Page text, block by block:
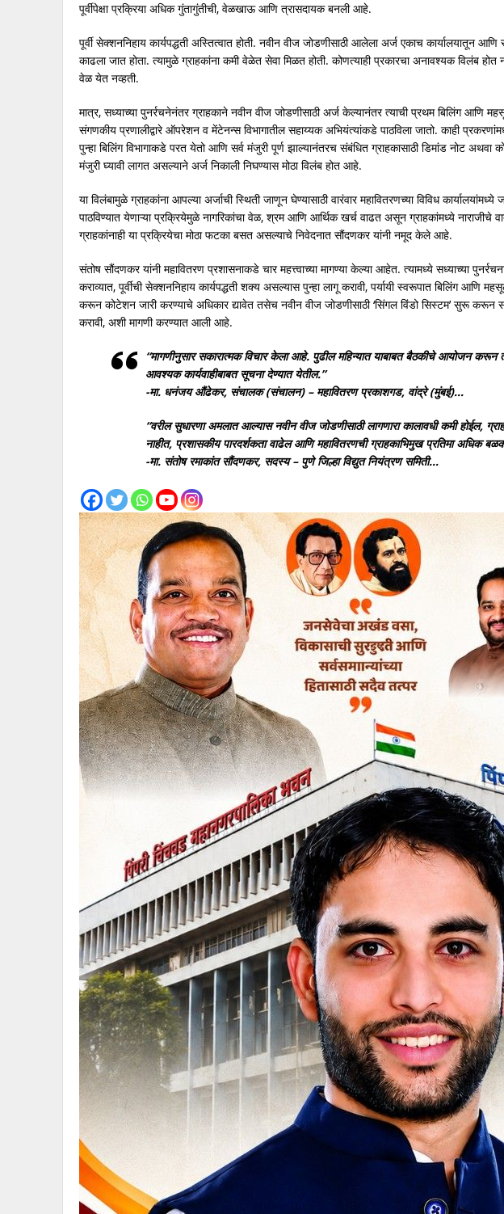
पूर्वीपेक्षा प्रक्रिया अधिक गुंतागुंतीची, वेळखाऊ आणि त्रासदायक बनली आहे.
पूर्वी सेक्शननिहाय कार्यपद्धती अस्तित्वात होती. नवीन वीज जोडणीसाठी आलेला अर्ज एकाच कार्यालयातून आणि
काढला जात होता. त्यामुळे ग्राहकांना कमी वेळेत सेवा मिळत होती. कोणत्याही प्रकारचा अनावश्यक विलंब होत
वेळ येत नव्हती.
मात्र, सध्याच्या पुनर्रचनेनंतर ग्राहकाने नवीन वीज जोडणीसाठी अर्ज केल्यानंतर त्याची प्रथम बिलिंग आणि
संगणकीय प्रणालीद्वारे ऑपरेशन व मेंटेनन्स विभागातील सहाय्यक अभियंत्यांकडे पाठविला जातो. काही
पुन्हा बिलिंग विभागाकडे परत येतो आणि सर्व मंजुरी पूर्ण झाल्यानंतरच संबंधित ग्राहकासाठी डिमांड नोट
मंजुरी घ्यावी लागत असल्याने अर्ज निकाली निघण्यास मोठा विलंब होत आहे.
या विलंबामुळे ग्राहकांना आपल्या अर्जाची स्थिती जाणून घेण्यासाठी वारंवार महावितरणच्या विविध
पाठविण्यात येणाऱ्या प्रक्रियेमुळे नागरिकांचा वेळ, श्रम आणि आर्थिक खर्च वाढत असून ग्राहकांमध्ये नाराजीचे
ग्राहकांनाही या प्रक्रियेचा मोठा फटका बसत असल्याचे निवेदनात सौंदणकर यांनी नमूद केले आहे.
संतोष सौंदणकर यांनी महावितरण प्रशासनाकडे चार महत्त्वाच्या मागण्या केल्या आहेत. त्यामध्ये सध्याच्या
कराव्यात, पूर्वीची सेक्शननिहाय कार्यपद्धती शक्य असल्यास पुन्हा लागू करावी, पर्यायी स्वरूपात बिलिंग आणि
करून कोटेशन जारी करण्याचे अधिकार द्यावेत तसेच नवीन वीज जोडणीसाठी ‘सिंगल विंडो सिस्टम’ सुरू करून
करावी, अशी मागणी करण्यात आली आहे.
“मागणीनुसार सकारात्मक विचार केला आहे. पुढील महिन्यात याबाबत बैठकीचे आयोजन करून
आवश्यक कार्यवाहीबाबत सूचना देण्यात येतील.”
-मा. धनंजय औंढेकर, संचालक (संचालन) – महावितरण प्रकाशगड, वांद्रे (मुंबई)…
“वरील सुधारणा अमलात आल्यास नवीन वीज जोडणीसाठी लागणारा कालावधी कमी होईल,
नाहीत, प्रशासकीय पारदर्शकता वाढेल आणि महावितरणची ग्राहकाभिमुख प्रतिमा अधिक
-मा. संतोष रमाकांत सौंदणकर, सदस्य – पुणे जिल्हा विद्युत नियंत्रण समिती…